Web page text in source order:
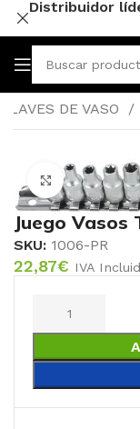
LLAVES DE VASO
Click to
Juego Vasos
SKU: 1006-PR
22,87€ IVA
Distribuidor